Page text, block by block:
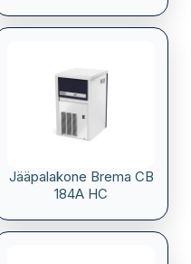
Jääpalakone Brema CB
184A HC